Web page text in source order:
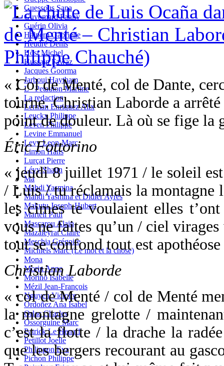
Guessous Sana
Guyomard Fanny
Guérin Olivia
Halpern Gabrielle
Heudré Denis
Host Michel
Hussain Fawaz
Jacques Goorma
Jarboui Haytham
L_ Petauton Martine
La redaction
Lerman Enriquez Alix
Leuckx Philippe
Leven Philippe
Levine Emmanuel
Levy Leon-Marc
Limon Hans
Lurçat Pierre
Lévy Shaun
Ma
Mahdi Yasmina
Mahdi Yasmina et Didier Ayres
Makutu Joseph-Hubert
Martell Paul
Mascarou Alain
Mazaleyrat Claire
Meschia Grégoire
Michiels Marc (Le mot et la chose)
Mona
Morin Anne
Morino Isabelle
Mézil Jean-François
Nguyen Victoire
Ordoñez Ana Isabel
Orlac Charles
Ossorguine Marc
Patrick Le Henaff
Petillot Joelle
Philippon Eva
Pichon Philippe
« Col de Menté, col de Dante,
tourne. Christian Laborde a
point de douleur. Là où se fige la
Éric Fottorino
« jeudi 8 juillet 1971 / le soleil
/ Luis / tu réclamais la montagne
les cimes te voulaient elles
vous ne faites qu’un / ciel
tout se confond tout est
Christian Laborde
« col de Menté / col de Menté
la montagne grelotte /
c’est la flotte / la drache la
que les bergers recourant au